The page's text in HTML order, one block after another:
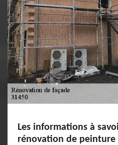
Les informations à
rénovation de peinture